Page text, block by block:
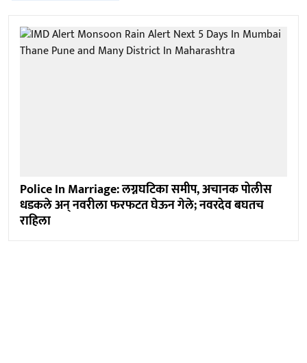
Police In Marriage: लग्नघटिका समीप, अचानक पोलीस
धडकले अन् नवरीला फरफटत घेऊन गेले; नवरदेव बघतच
राहिला